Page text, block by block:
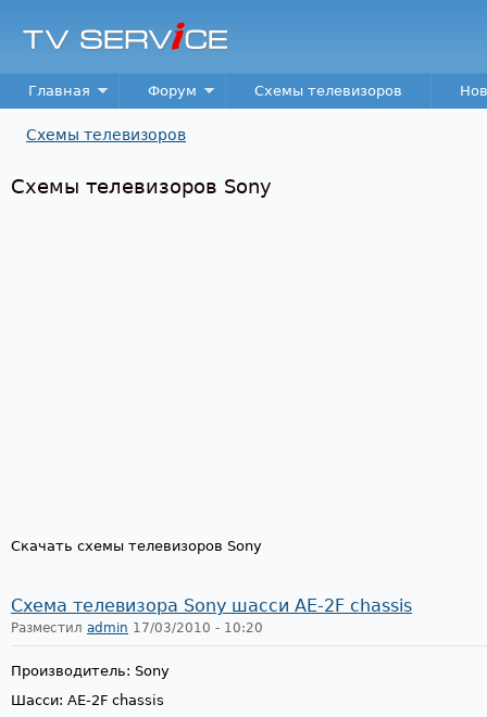
TV
Service
Main menu
Главная Форум Схемы телевизоров
Схемы телевизоров
Схемы телевизоров Sony
Скачать схемы телевизоров Sony
Схема телевизора Sony шасси AE-2F chassis
Разместил admin 17/03/2010 - 10:20
Производитель: Sony
Шасси: AE-2F chassis